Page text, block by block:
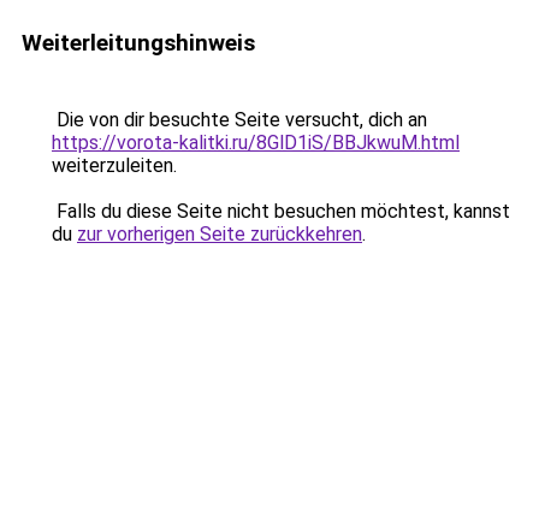
Weiterleitungshinweis
Die von dir besuchte Seite versucht, dich an
https://vorota-kalitki.ru/8GlD1iS/BBJkwuM.html
weiterzuleiten.
Falls du diese Seite nicht besuchen möchtest, kannst
du zur vorherigen Seite zurückkehren.